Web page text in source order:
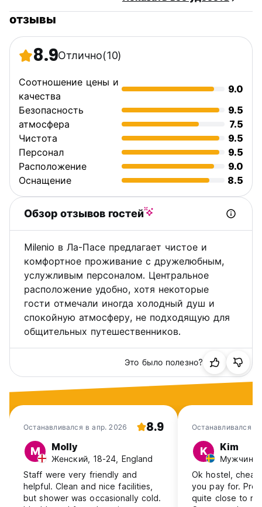
отзывы
8.9Отлично(10)
Соотношение цены и
качества
9.0
Безопасность
9.5
атмосфера
7.5
Чистота
9.5
Персонал
9.5
Расположение
9.0
Оснащение
8.5
Обзор отзывов гостей
Milenio в Ла-Пасе предлагает чистое и
комфортное проживание с дружелюбным,
услужливым персоналом. Центральное
расположение удобно, хотя некоторые
гости отмечали иногда холодный душ и
спокойную атмосферу, не подходящую для
общительных путешественников.
Это было полезно?
Останавливался в апр. 2026 8.9
M Molly
Женский, 18-24, England
Staff were very friendly and
helpful. Clean and nice facilities,
but shower was occasionally cold.
Останавливался в
K Kim
Мужчина,
Ok hostel,
you pay for. Pros: - nice beds -
quite close to